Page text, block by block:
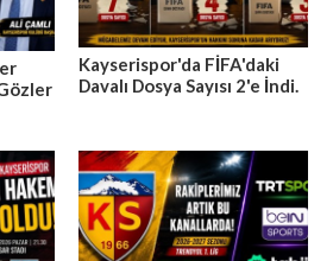
Kayserispor'da FİFA'daki
Davalı Dosya Sayısı 2'e İndi.